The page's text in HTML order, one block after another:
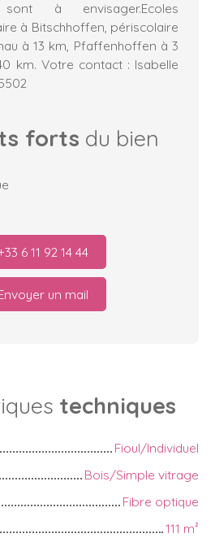
sont à envisager.Ecoles
à Bitschhoffen, périscolaire
à 13 km, Pfaffenhoffen à 3
km. Votre contact : Isabelle
forts du bien
6 11 92 14 44
un mail
techniques
Fioul/Individuel
Bois/Simple vitrage
Fibre optique
111 m²